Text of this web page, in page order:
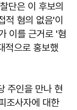
단은 이 후보의
적 혐의 없음'이
이를 근거로 '혐
적으로 홍보했
주인을 만나 현
조사자에 대한